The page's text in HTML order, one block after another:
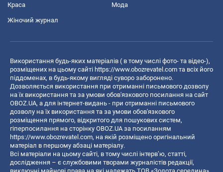
Краса Мода
Жіночий журнал
Використання будь-яких матеріалів ( в тому числі фото- та відео-),
розміщених на цьому сайті https://www.obozrevatel.com та всіх його
піддоменах, в будь-якому вигляді суворо заборонено.
Дозволяється використання при отриманні письмового дозволу
на їх використання та за умови обов'язкового посилання на сайт
OBOZ.UA, а для інтернет-видань - при отриманні письмового
дозволу на їх використання та за умови обов'язкового
розміщення прямого, відкритого для пошукових систем,
гіперпосилання на сторінку OBOZ.UA за посиланням
https://www.obozrevatel.com, на якій розміщено оригінальний
матеріал в першому абзаці матеріалу.
Всі матеріали на цьому сайті, в тому числі інтерв’ю, статті,
дослідження – є службовими творами журналістів редакції,